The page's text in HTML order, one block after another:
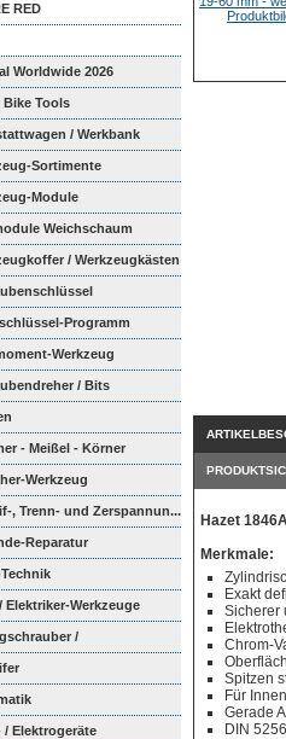
RED
Worldwide 2026
Bike Tools
/ Werkbank
Sortimente
Module
Weichschaum
/ Werkzeugkästen
Programm
Werkzeug
/ Bits
- Meißel - Körner
Werkzeug
, Trenn- und Zerspannun...
Reparatur
Elektriker-Werkzeuge
/
/ Elektrogeräte
Hazet
Merkmale:
Exakt
Sicherer
Chrom-
Spitzen
Für
Gerade
DIN